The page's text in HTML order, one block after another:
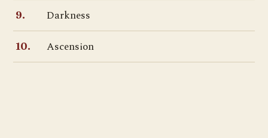
9. Darkness
10. Ascension